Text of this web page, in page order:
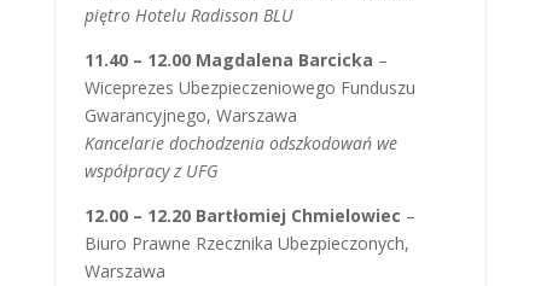
piętro Hotelu Radisson BLU
11.40 – 12.00 Magdalena Barcicka –
Wiceprezes Ubezpieczeniowego Funduszu
Gwarancyjnego, Warszawa
Kancelarie dochodzenia odszkodowań we
współpracy z UFG
12.00 – 12.20 Bartłomiej Chmielowiec –
Biuro Prawne Rzecznika Ubezpieczonych,
Warszawa